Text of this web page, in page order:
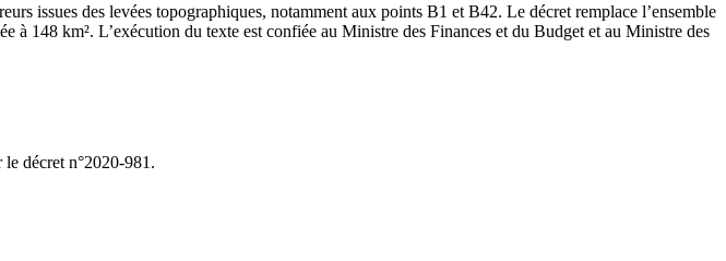
issues des levées topographiques, notamment aux points B1 et B42. Le décret remplace l’ensemble
148 km². L’exécution du texte est confiée au Ministre des Finances et du Budget et au Ministre des
décret n°2020-981.